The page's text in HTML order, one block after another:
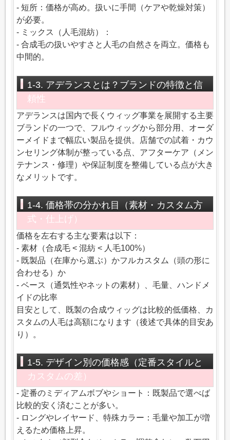
- 短所：価格が高め。扱いに手間（ケアや乾燥対策）
が必要。
- ミックス（人毛混紡）：
- 合成毛の扱いやすさと人毛の自然さを両立。価格も
中間的。
1-3. アデランスとは？ブランドの特徴と信
頼性
アデランスは国内で長くウィッグ事業を展開する主要
ブランドの一つで、フルウィッグから部分用、オーダ
ーメイドまで幅広い製品を提供。店舗での試着・カウ
ンセリング体制が整っている点、アフターケア（メン
テナンス・修理）や保証制度を整備している点が大き
なメリットです。
1-4. 価格帯の分かれ目（素材・カスタム方
式・仕上げ）
価格を左右する主な要素は以下：
- 素材（合成毛 < 混紡 < 人毛100%）
- 既製品（在庫から選ぶ）かフルカスタム（頭の形に
合わせる）か
- ベース（通気性やネットの素材）、毛量、ハンドメ
イドの比率
目安として、既製の合成ウィッグは比較的低価格、カ
スタムの人毛は高額になります（後述で具体的目安あ
り）。
1-5. デザイン別の価格感（定番スタイルと
カスタムの差）
- 定番のミディアムボブやショート：既製品で選べば
比較的安く済むことが多い。
- ロングやレイヤード、特殊カラー：毛量や加工が増
えるため価格上昇。